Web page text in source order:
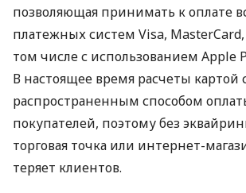
позволяющая принимать к оплате
платежных систем Visa, MasterCard,
том числе с использованием Apple
В настоящее время расчеты картой
распространенным способом
покупателей, поэтому без
торговая точка или интернет-
теряет клиентов.